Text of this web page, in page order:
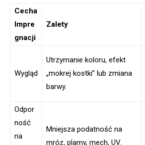
Cecha
Impre
gnacji
Zalety
Wygląd
Utrzymanie koloru, efekt
„mokrej kostki” lub zmiana
barwy.
Odpor
ność
na
Mniejsza podatność na
mróz, plamy, mech, UV.